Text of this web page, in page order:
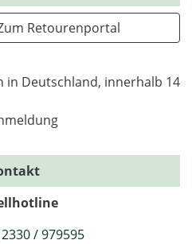
Retourenportal
in Deutschland, innerhalb 14
/ 979595